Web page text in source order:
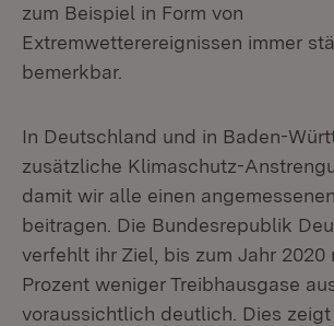
zum Beispiel in Form von
Extremwetterereignissen immer
bemerkbar.
In Deutschland und in Baden-
zusätzliche Klimaschutz-
damit wir alle einen
beitragen. Die Bundesrepublik
verfehlt ihr Ziel, bis zum Jahr 2020
Prozent weniger Treibhausgase
voraussichtlich deutlich. Dies